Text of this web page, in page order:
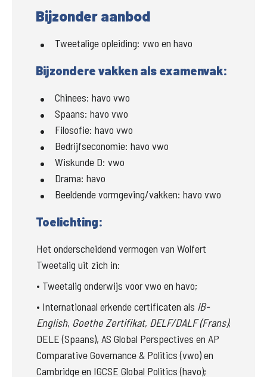
Bijzonder aanbod
Tweetalige opleiding: vwo en havo
Bijzondere vakken als examenvak:
Chinees: havo vwo
Spaans: havo vwo
Filosofie: havo vwo
Bedrijfseconomie: havo vwo
Wiskunde D: vwo
Drama: havo
Beeldende vormgeving/vakken: havo vwo
Toelichting:
Het onderscheidend vermogen van Wolfert
Tweetalig uit zich in:
• Tweetalig onderwijs voor vwo en havo;
• Internationaal erkende certificaten als IB-
English, Goethe Zertifikat, DELF/DALF (Frans),
DELE (Spaans), AS Global Perspectives en AP
Comparative Governance & Politics
Cambridge en IGCSE Global Politics (havo);